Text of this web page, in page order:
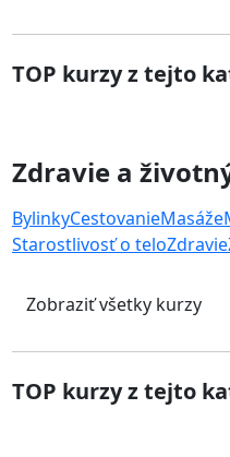
TOP kurzy z tejto
Zdravie a
BylinkyCestovanieMasáže
Starostlivosť o teloZdravie
Zobraziť všetky kurzy
TOP kurzy z tejto